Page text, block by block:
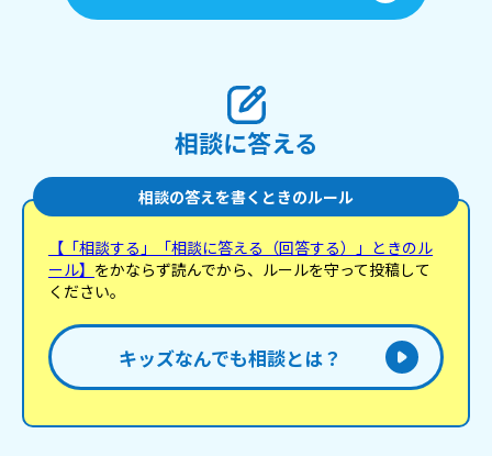
相談に答える
相談の答えを書くときのルール
【「相談する」「相談に答える（回答する）」ときのル
ール】 をかならず読んでから、ルールを守って投稿して
ください。
キッズなんでも相談とは？